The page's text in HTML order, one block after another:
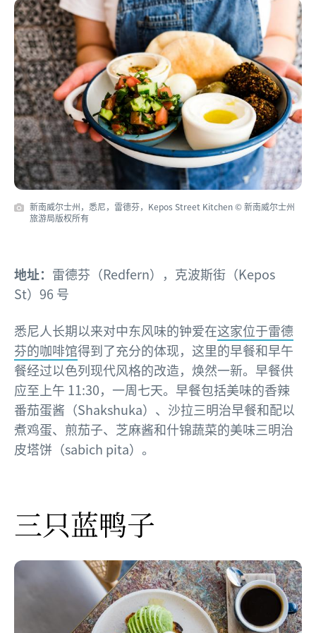
新南威尔士州，悉尼，雷德芬，Kepos Street Kitchen © 新南威尔士州
旅游局版权所有
地址： 雷德芬（Redfern），克波斯街（Kepos
St）96 号
悉尼人长期以来对中东风味的钟爱在这家位于雷德
芬的咖啡馆得到了充分的体现，这里的早餐和早午
餐经过以色列现代风格的改造，焕然一新。早餐供
应至上午 11:30，一周七天。早餐包括美味的香辣
番茄蛋酱（Shakshuka）、沙拉三明治早餐和配以
煮鸡蛋、煎茄子、芝麻酱和什锦蔬菜的美味三明治
皮塔饼（sabich pita）。
三只蓝鸭子